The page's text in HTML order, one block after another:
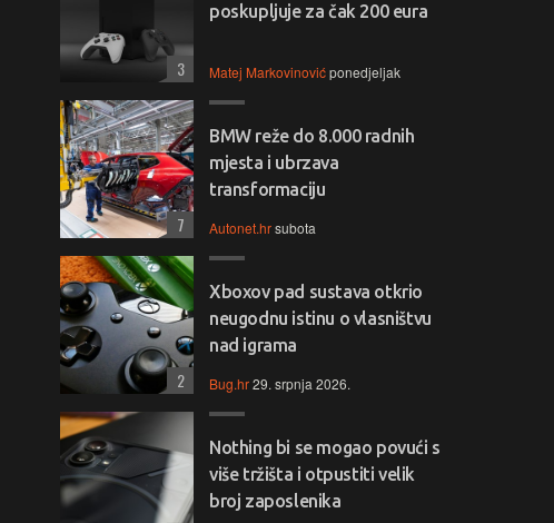
poskupljuje za čak 200 eura
Matej Markovinovićponedjeljak
3
BMW reže do 8.000 radnih
mjesta i ubrzava
transformaciju
Autonet.hrsubota
7
Xboxov pad sustava otkrio
neugodnu istinu o vlasništvu
nad igrama
Bug.hr29. srpnja 2026.
2
Nothing bi se mogao povući s
više tržišta i otpustiti velik
broj zaposlenika